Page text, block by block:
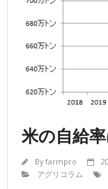
米の自給
Byfarmpro
アグリコラム